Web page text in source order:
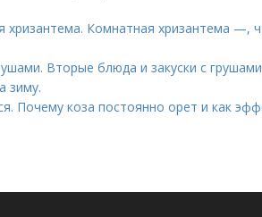
хризантема. Комнатная хризантема —,
Вторые блюда и закуски с грушами
зиму.
Почему коза постоянно орет и как